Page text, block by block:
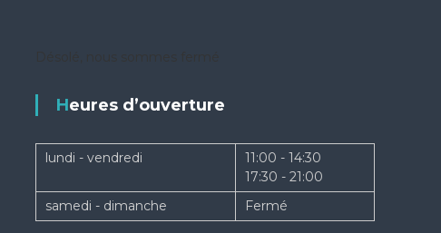
Heures d’ouverture
lundi - vendredi
11:00 - 14:30
17:30 - 21:00
samedi - dimanche
Fermé